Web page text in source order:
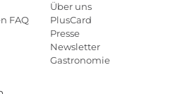
FAQ
Über uns
PlusCard
Presse
Newsletter
Gastronomie